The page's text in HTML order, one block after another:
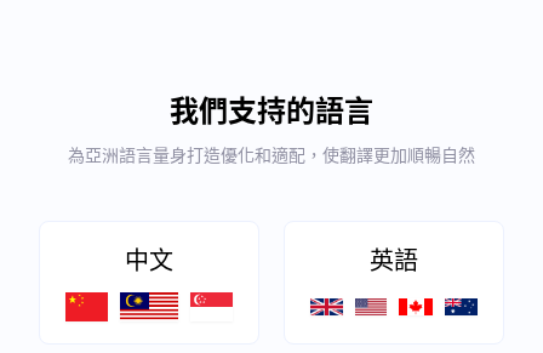
我們支持的語言
為亞洲語言量身打造優化和適配，使翻譯更加順暢自然
中文 英語